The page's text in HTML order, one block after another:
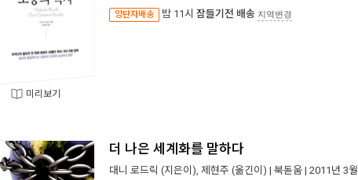
미리보기
양탄자배송 밤 11시 잠들기전 배송 지역변경
더 나은 세계화를 말하다
대니 로드릭 (지은이), 제현주 (옮긴이) | 북돋움 | 2011년 3월